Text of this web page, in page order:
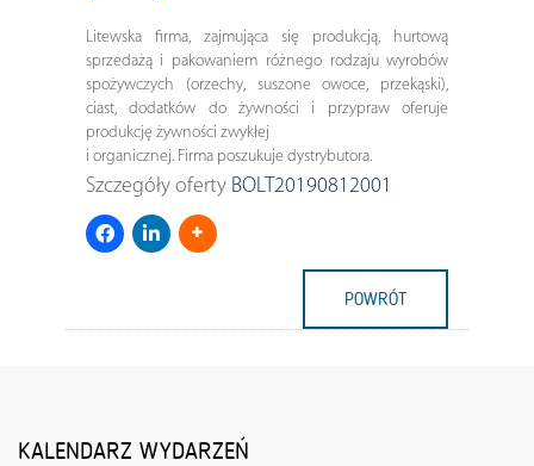
Litewska firma, zajmująca się produkcją, hurtową
sprzedażą i pakowaniem różnego rodzaju wyrobów
spożywczych (orzechy, suszone owoce, przekąski),
ciast, dodatków do żywności i przypraw oferuje
produkcję żywności zwykłej
i organicznej. Firma poszukuje dystrybutora.
Szczegóły oferty BOLT20190812001
POWRÓT
KALENDARZ WYDARZEŃ